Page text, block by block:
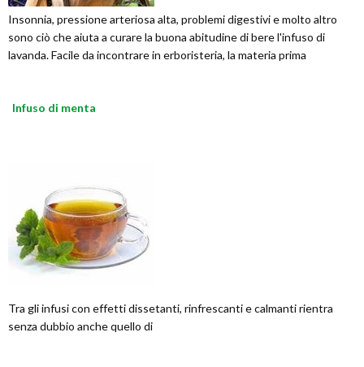
Insonnia, pressione arteriosa alta, problemi digestivi e molto altro
sono ciò che aiuta a curare la buona abitudine di bere l'infuso di
lavanda. Facile da incontrare in erboristeria, la materia prima
Infuso di menta
Tra gli infusi con effetti dissetanti, rinfrescanti e calmanti rientra
senza dubbio anche quello di